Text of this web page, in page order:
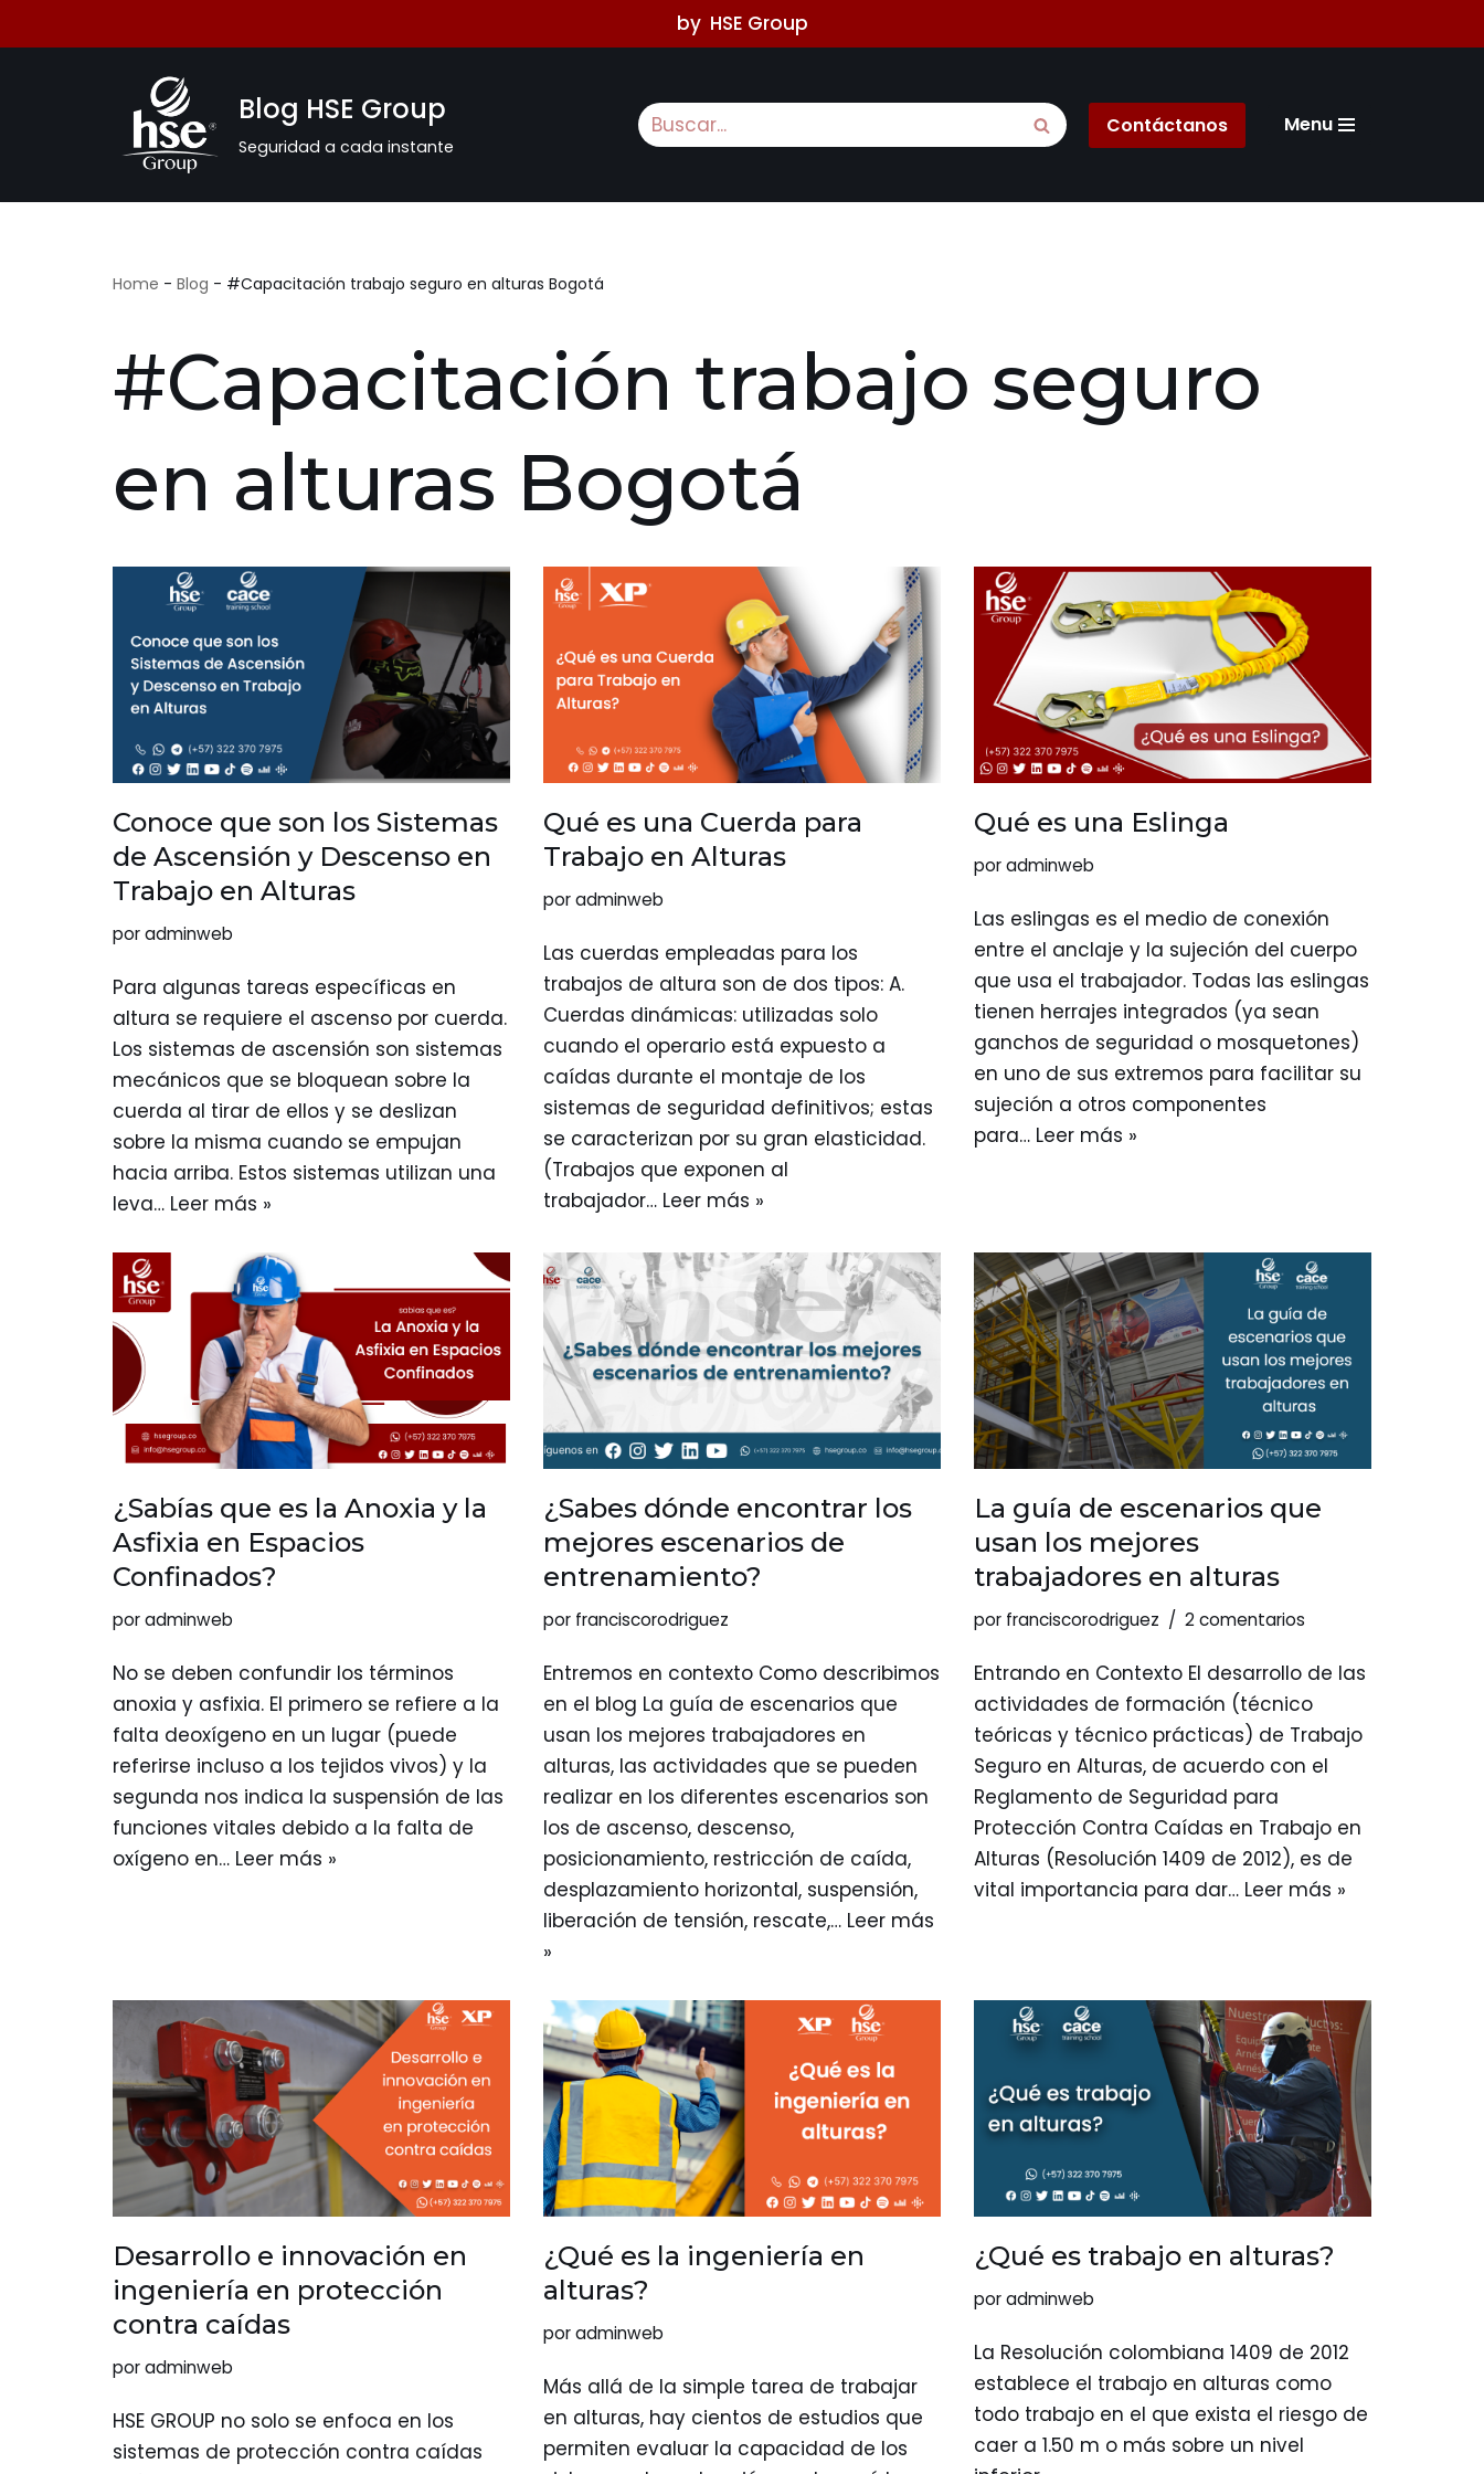
by HSE Group
Blog HSE Group
Seguridad a cada instante
Contáctanos Menu
Home - Blog - #Capacitación trabajo seguro en alturas Bogotá
#Capacitación trabajo seguro
en alturas Bogotá
Conoce que son los Sistemas
de Ascensión y Descenso en
Trabajo en Alturas
poradminweb
Para algunas tareas específicas en
altura se requiere el ascenso por cuerda.
Los sistemas de ascensión son sistemas
mecánicos que se bloquean sobre la
cuerda al tirar de ellos y se deslizan
sobre la misma cuando se empujan
hacia arriba. Estos sistemas utilizan una
leva… Leer más »
Qué es una Cuerda para
Trabajo en Alturas
poradminweb
Las cuerdas empleadas para los
trabajos de altura son de dos tipos: A.
Cuerdas dinámicas: utilizadas solo
cuando el operario está expuesto a
caídas durante el montaje de los
sistemas de seguridad definitivos; estas
se caracterizan por su gran elasticidad.
(Trabajos que exponen al
trabajador… Leer más »
Qué es una Eslinga
poradminweb
Las eslingas es el medio de conexión
entre el anclaje y la sujeción del cuerpo
que usa el trabajador. Todas las eslingas
tienen herrajes integrados (ya sean
ganchos de seguridad o mosquetones)
en uno de sus extremos para facilitar su
sujeción a otros componentes
para… Leer más »
¿Sabías que es la Anoxia y la
Asfixia en Espacios
Confinados?
poradminweb
No se deben confundir los términos
anoxia y asfixia. El primero se refiere a la
falta deoxígeno en un lugar (puede
referirse incluso a los tejidos vivos) y la
segunda nos indica la suspensión de las
funciones vitales debido a la falta de
oxígeno en… Leer más »
¿Sabes dónde encontrar los
mejores escenarios de
entrenamiento?
por franciscorodriguez
Entremos en contexto Como describimos
en el blog La guía de escenarios que
usan los mejores trabajadores en
alturas, las actividades que se pueden
realizar en los diferentes escenarios son
los de ascenso, descenso,
posicionamiento, restricción de caída,
desplazamiento horizontal, suspensión,
liberación de tensión, rescate,… Leer más
»
La guía de escenarios que
usan los mejores
trabajadores en alturas
por franciscorodriguez 2 comentarios
Entrando en Contexto El desarrollo de las
actividades de formación (técnico
teóricas y técnico prácticas) de Trabajo
Seguro en Alturas, de acuerdo con el
Reglamento de Seguridad para
Protección Contra Caídas en Trabajo en
Alturas (Resolución 1409 de 2012), es de
vital importancia para dar… Leer más »
Desarrollo e innovación en
ingeniería en protección
contra caídas
poradminweb
HSE GROUP no solo se enfoca en los
sistemas de protección contra caídas
¿Qué es la ingeniería en
alturas?
poradminweb
Más allá de la simple tarea de trabajar
en alturas, hay cientos de estudios que
permiten evaluar la capacidad de los
¿Qué es trabajo en alturas?
poradminweb
La Resolución colombiana 1409 de 2012
establece el trabajo en alturas como
todo trabajo en el que exista el riesgo de
caer a 1.50 m o más sobre un nivel